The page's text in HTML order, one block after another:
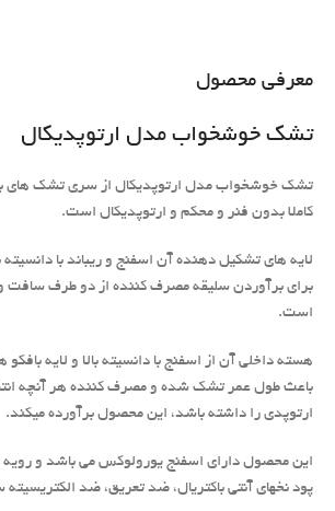
معرفی محصول
تشک خوشخواب مدل ارتوپدیکال
تشک خوشخواب مدل ارتوپدیکال از سری تشک های
کاملا بدون فنر و محکم و ارتوپدیکال است.
لایه های تشکیل دهنده آن اسفنج و ریباند با
برای برآوردن سلیقه مصرف کننده از دو طرف
است.
هسته داخلی آن از اسفنج با دانسیته بالا و لایه
باعث طول عمر تشک شده و مصرف کننده هر آنچه
ارتوپدی را داشته باشد، این محصول برآورده میکند.
این محصول دارای اسفنج یورولوکس می باشد و رویه
پود نخهای آنتی باکتریال، ضد تعریق، ضد